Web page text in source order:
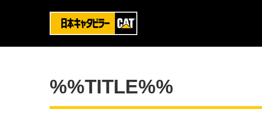
%%TITLE%%